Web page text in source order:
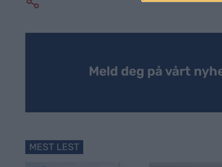
Meld deg på vårt
MEST LEST